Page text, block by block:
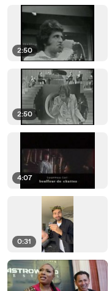
2:50
2:50
4:07
0:31